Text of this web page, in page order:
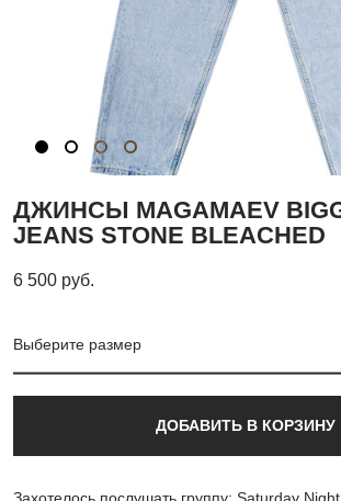
ДЖИНСЫ MAGAMAEV
JEANS STONE BLEACHED
6 500 pуб.
Выберите размер
ДОБАВИТЬ В КОРЗИНУ